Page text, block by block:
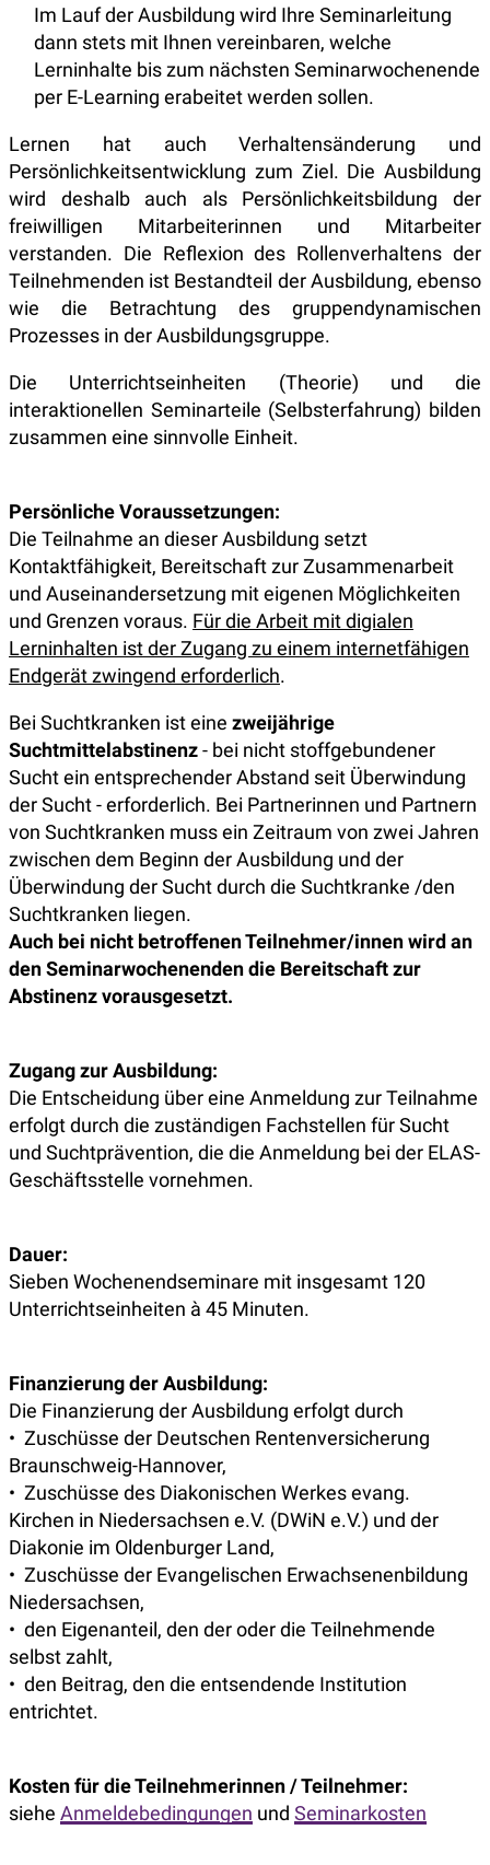
Im Lauf der Ausbildung wird Ihre Seminarleitung
dann stets mit Ihnen vereinbaren, welche
Lerninhalte bis zum nächsten Seminarwochenende
per E-Learning erabeitet werden sollen.
Lernen hat auch Verhaltensänderung und
Persönlichkeitsentwicklung zum Ziel. Die Ausbildung
wird deshalb auch als Persönlichkeitsbildung der
freiwilligen Mitarbeiterinnen und Mitarbeiter
verstanden. Die Reflexion des Rollenverhaltens der
Teilnehmenden ist Bestandteil der Ausbildung, ebenso
wie die Betrachtung des gruppendynamischen
Prozesses in der Ausbildungsgruppe.
Die Unterrichtseinheiten (Theorie) und die
interaktionellen Seminarteile (Selbsterfahrung) bilden
zusammen eine sinnvolle Einheit.
Persönliche Voraussetzungen:
Die Teilnahme an dieser Ausbildung setzt
Kontaktfähigkeit, Bereitschaft zur Zusammenarbeit
und Auseinandersetzung mit eigenen Möglichkeiten
und Grenzen voraus. Für die Arbeit mit digialen
Lerninhalten ist der Zugang zu einem internetfähigen
Endgerät zwingend erforderlich.
Bei Suchtkranken ist eine zweijährige
Suchtmittelabstinenz- bei nicht stoffgebundener
Sucht ein entsprechender Abstand seit Überwindung
der Sucht - erforderlich. Bei Partnerinnen und Partnern
von Suchtkranken muss ein Zeitraum von zwei Jahren
zwischen dem Beginn der Ausbildung und der
Überwindung der Sucht durch die Suchtkranke /den
Suchtkranken liegen.
Auch bei nicht betroffenen Teilnehmer/innen wird an
den Seminarwochenenden die Bereitschaft zur
Abstinenz vorausgesetzt.
Zugang zur Ausbildung:
Die Entscheidung über eine Anmeldung zur Teilnahme
erfolgt durch die zuständigen Fachstellen für Sucht
und Suchtprävention, die die Anmeldung bei der ELAS-
Geschäftsstelle vornehmen.
Dauer:
Sieben Wochenendseminare mit insgesamt 120
Unterrichtseinheiten à 45 Minuten.
Finanzierung der Ausbildung:
Die Finanzierung der Ausbildung erfolgt durch
• Zuschüsse der Deutschen Rentenversicherung
Braunschweig-Hannover,
• Zuschüsse des Diakonischen Werkes evang.
Kirchen in Niedersachsen e.V. (DWiN e.V.) und der
Diakonie im Oldenburger Land,
• Zuschüsse der Evangelischen Erwachsenenbildung
Niedersachsen,
• den Eigenanteil, den der oder die Teilnehmende
selbst zahlt,
• den Beitrag, den die entsendende Institution
entrichtet.
Kosten für die Teilnehmerinnen / Teilnehmer:
siehe Anmeldebedingungen und Seminarkosten